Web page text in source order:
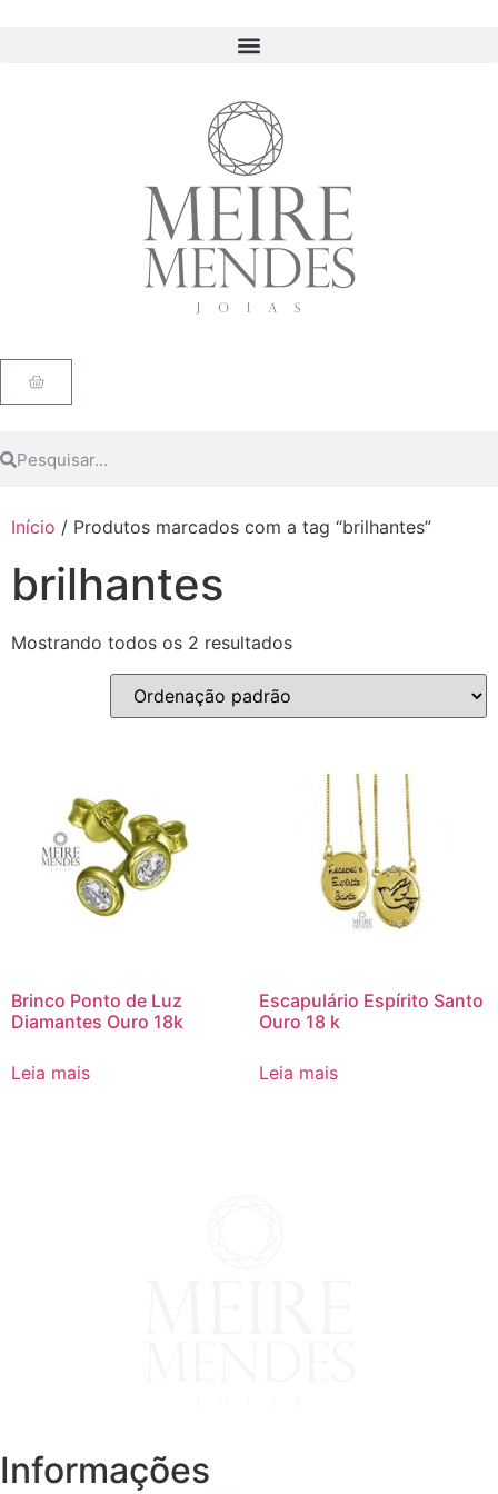
Início / Produtos marcados com a tag “brilhantes”
brilhantes
Mostrando todos os 2 resultados
Brinco Ponto de Luz
Diamantes Ouro 18k
Leia mais
Escapulário Espírito Santo
Ouro 18 k
Leia mais
Informações